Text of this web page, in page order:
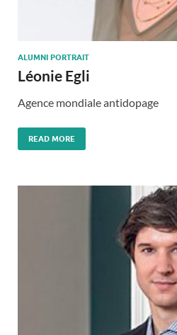
ALUMNI PORTRAIT
Léonie Egli
Agence mondiale antidopage
READ MORE